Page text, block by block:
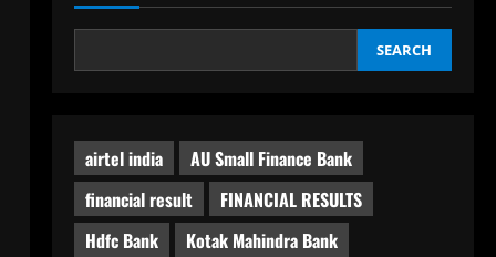
SEARCH
airtel india
AU Small Finance Bank
financial result
FINANCIAL RESULTS
Hdfc Bank
Kotak Mahindra Bank